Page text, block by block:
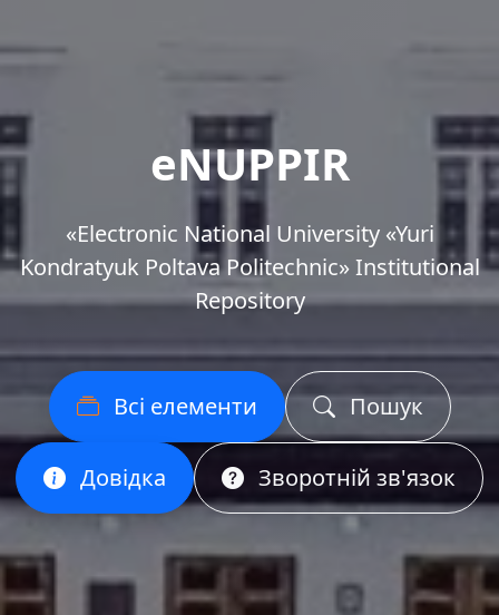
eNUPPIR
«Еlectronic National University «Yuri
Kondratyuk Poltava Politechnic» Institutional
Repository
Всі елементи Пошук
Довідка Зворотній зв'язок